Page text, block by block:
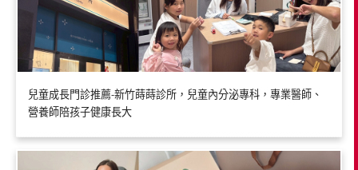
兒童成長門診推薦-新竹蒔蒔診所，兒童內分泌專科，專業醫師、
營養師陪孩子健康長大